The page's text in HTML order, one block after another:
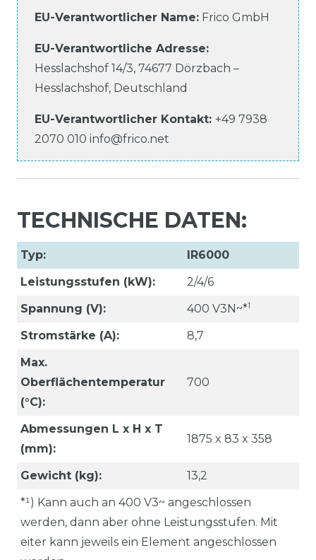
EU-Verantwortlicher Name: Frico GmbH
EU-Verantwortliche Adresse:
Hesslachshof 14/3, 74677 Dörzbach –
Hesslachshof, Deutschland
EU-Verantwortlicher Kontakt: +49 7938
2070 010 info@frico.net
TECHNISCHE DATEN:
Typ:
IR6000
Leistungsstufen (kW):
2/4/6
Spannung (V):
400 V3N~*1
Stromstärke (A):
8,7
Max.
Oberflächentemperatur
(°C):
700
Abmessungen L x H x T
(mm):
1875 x 83 x 358
Gewicht (kg):
13,2
*¹) Kann auch an 400 V3~ angeschlossen
werden, dann aber ohne Leistungsstufen. Mit
eiter kann jeweils ein Element angeschlossen